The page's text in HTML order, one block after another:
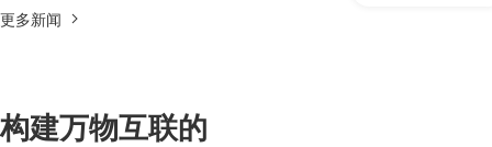
更多新闻
构建万物互联的